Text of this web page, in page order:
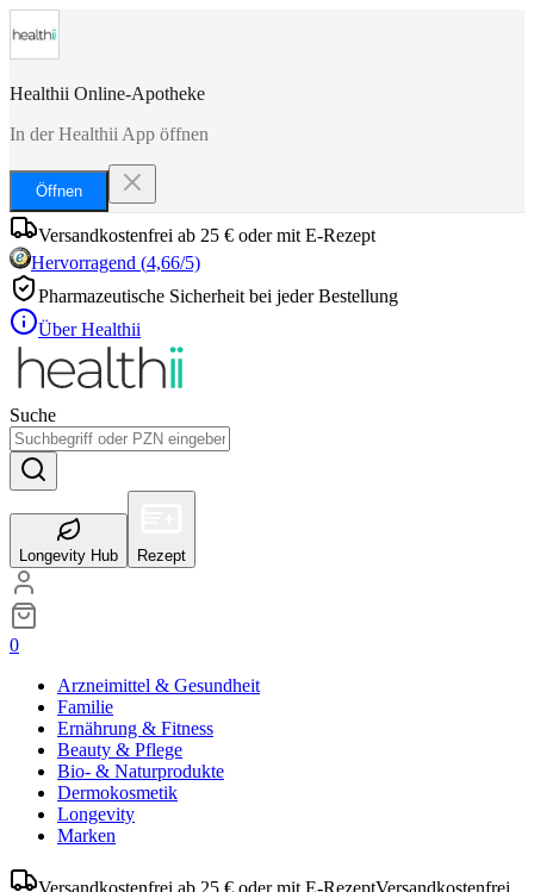
Healthii Online-Apotheke
In der Healthii App öffnen
Öffnen
Versandkostenfrei ab 25 € oder mit E-Rezept
Hervorragend (4,66/5)
Pharmazeutische Sicherheit bei jeder Bestellung
Über Healthii
Suche
Longevity Hub Rezept
0
Arzneimittel & Gesundheit
Familie
Ernährung & Fitness
Beauty & Pflege
Bio- & Naturprodukte
Dermokosmetik
Longevity
Marken
Versandkostenfrei ab 25 € oder mit E-RezeptVersandkostenfrei